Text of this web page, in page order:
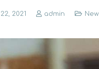
2021 admin